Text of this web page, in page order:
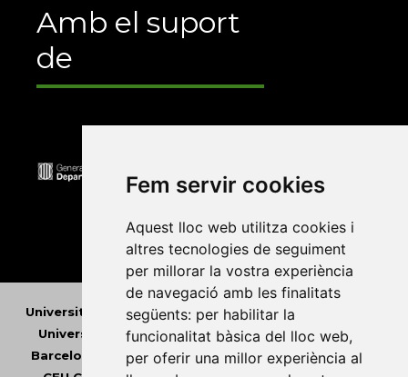
Fem servir cookies
Aquest lloc web utilitza cookies i
altres tecnologies de seguiment
per millorar la vostra experiència
de navegació amb les finalitats
següents: per habilitar la
funcionalitat bàsica del lloc web,
per oferir una millor experiència al
Amb el suport
de
Universitat Abat Oliba CEU•Universitat d'Alacant
Universitat d'Andorra•Universitat Autònoma de
Barcelona
Universitat de Barcelona•Universitat